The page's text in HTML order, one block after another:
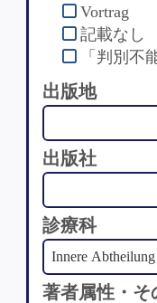
Vortrag
記載なし
「判別不
出版地
出版社
診療科
著者属性・そ